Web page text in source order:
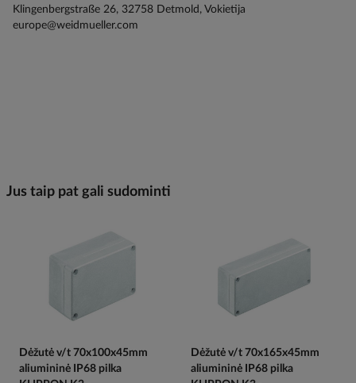
Klingenbergstraße 26, 32758 Detmold, Vokietija
europe@weidmueller.com
Jus taip pat gali sudominti
Dėžutė v/t 70x100x45mm
aliumininė IP68 pilka
Dėžutė v/t 70x165x45mm
aliumininė IP68 pilka